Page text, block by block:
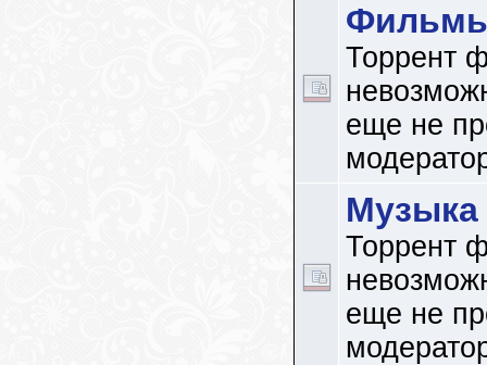
Торрент
еще не
Музыка
Торрент
еще не